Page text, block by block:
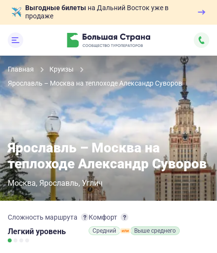
Выгодные билеты на Дальний Восток уже в
продаже
Главная
Круизы
Ярославль – Москва на теплоходе Александр Суворов
Ярославль – Москва на
теплоходе Александр Суворов
Москва Ярославль Углич
Сложность маршрута
Легкий уровень
Комфорт
Средний Выше среднего